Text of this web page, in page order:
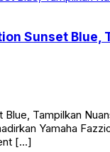
Sunset
Blue, Tampilkan
Yamaha
[…]